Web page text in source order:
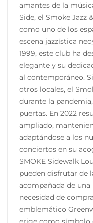
amantes de la
Side, el Smoke Jazz
como uno de los
escena jazzística
1999, este club ha
elegante y su
al contemporáneo.
otros locales, el
durante la
puertas. En 2022
ampliado,
adaptándose a los
conciertos en su
SMOKE Sidewalk
pueden disfrutar de
acompañada de
necesidad de
emblemático